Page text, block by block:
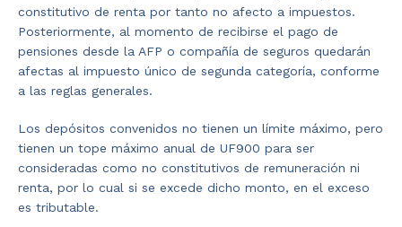
constitutivo de renta por tanto no afecto a impuestos.
Posteriormente, al momento de recibirse el pago de
pensiones desde la AFP o compañía de seguros quedarán
afectas al impuesto único de segunda categoría, conforme
a las reglas generales.
Los depósitos convenidos no tienen un límite máximo, pero
tienen un tope máximo anual de UF900 para ser
consideradas como no constitutivos de remuneración ni
renta, por lo cual si se excede dicho monto, en el exceso
es tributable.